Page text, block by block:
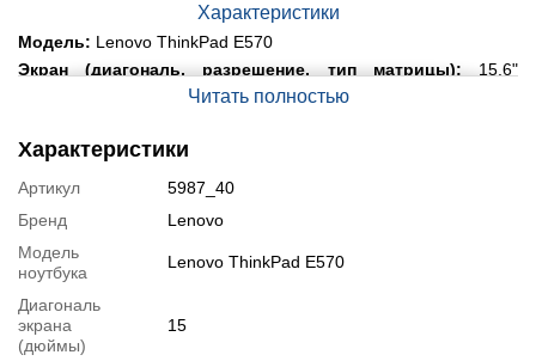
Характеристики
Модель: Lenovo ThinkPad E570
Экран (диагональ, разрешение, тип матрицы): 15.6"
Оперативная память:
Постоянная память:128 GB SSD
Графика:
интегрированная Intel HD Graphics 620 (до 1792 MB
Веб-камера:
LAN (RJ-45)
Батарея:
Читать полностью
Характеристики
Артикул
5987_40
Бренд
Lenovo
Модель
ноутбука
Lenovo ThinkPad E570
Диагональ
экрана
(дюймы)
15